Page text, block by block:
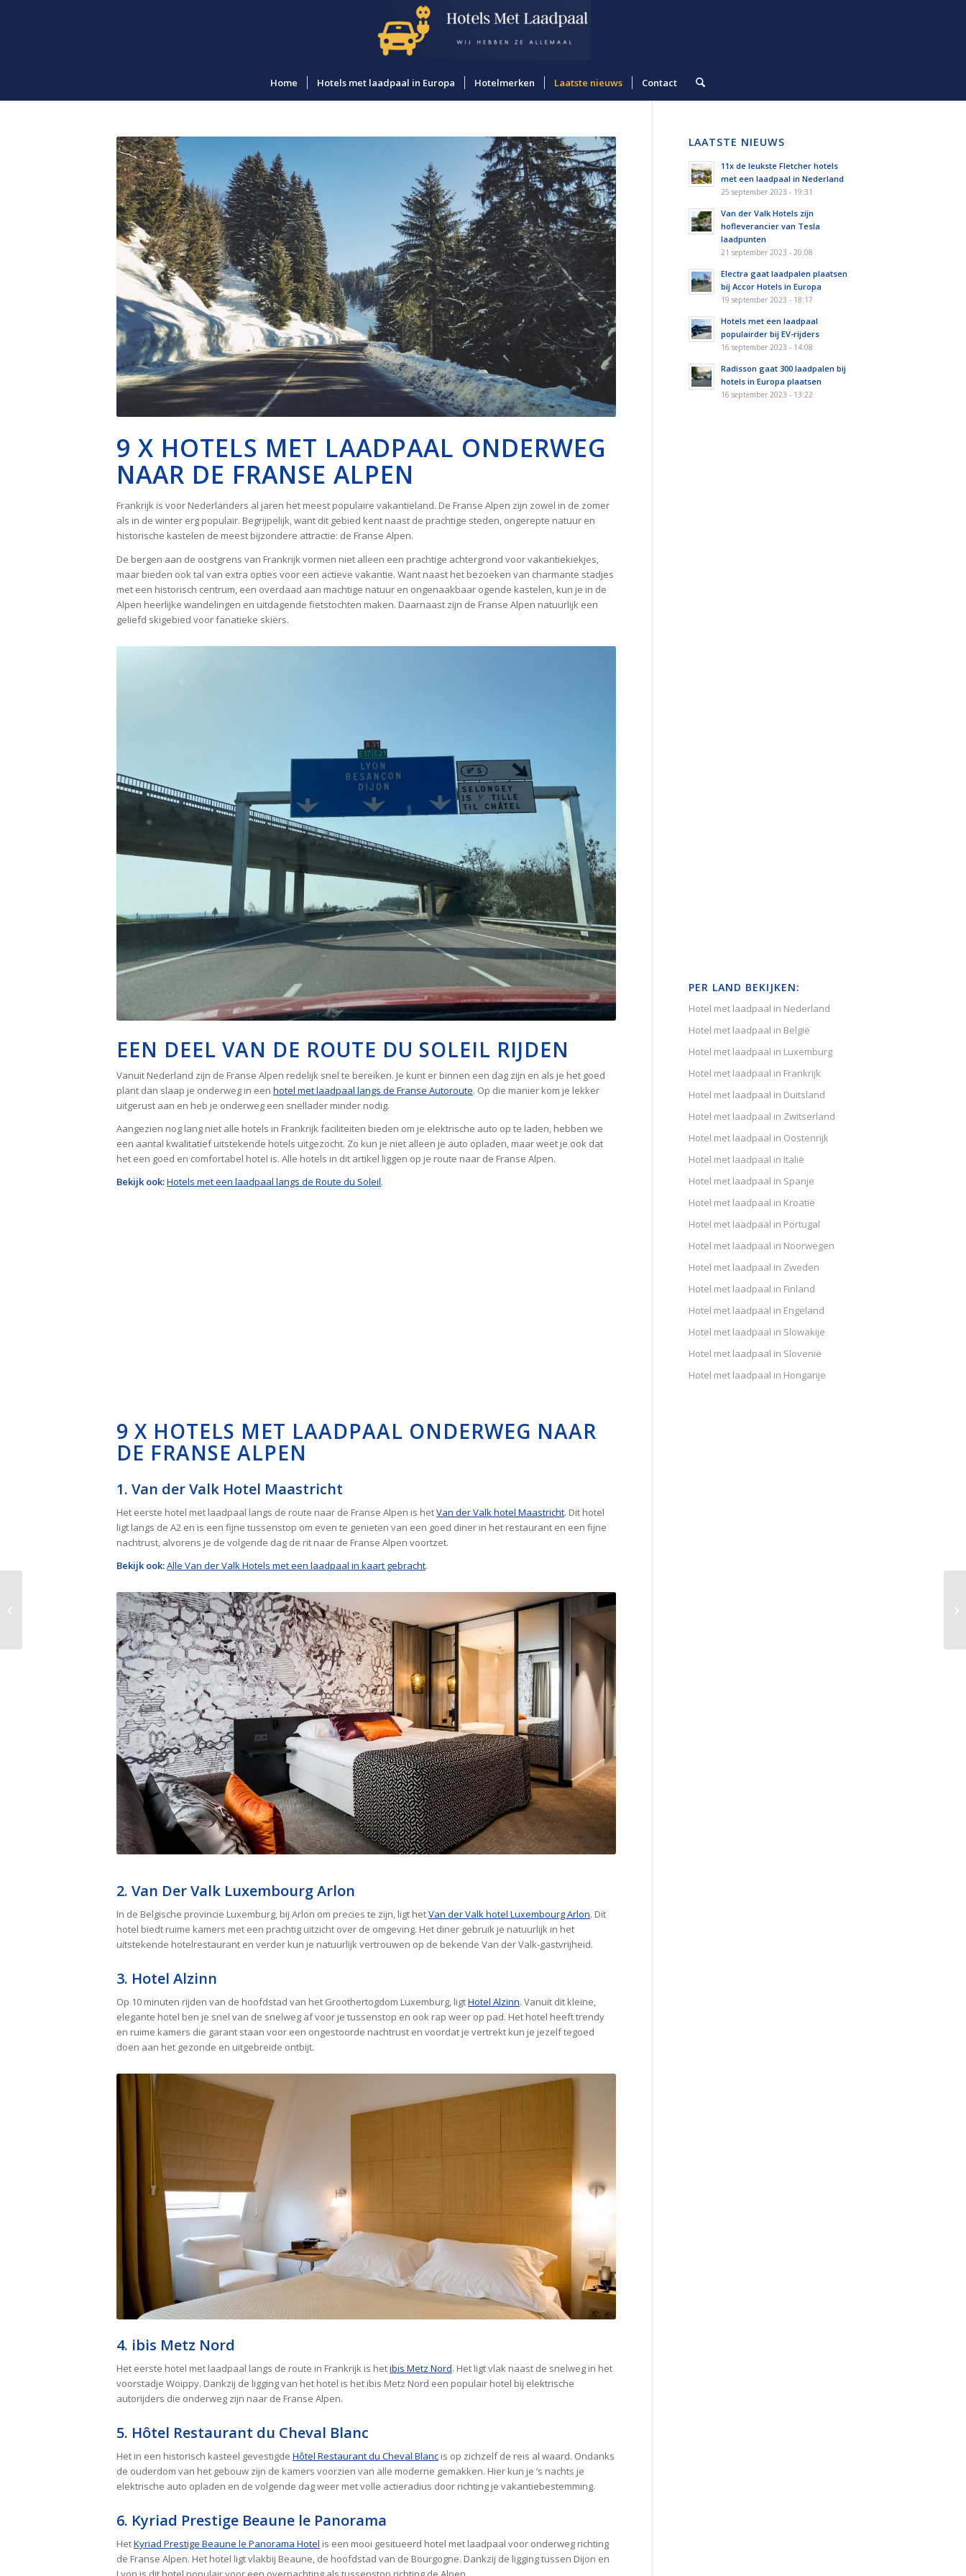
Home Hotels met laadpaal in Europa Hotelmerken Laatste nieuws Contact
9 X HOTELS MET LAADPAAL ONDERWEG
NAAR DE FRANSE ALPEN
Frankrijk is voor Nederlanders al jaren het meest populaire vakantieland. De Franse Alpen zijn zowel in de zomer
als in de winter erg populair. Begrijpelijk, want dit gebied kent naast de prachtige steden, ongerepte natuur en
historische kastelen de meest bijzondere attractie: de Franse Alpen.
De bergen aan de oostgrens van Frankrijk vormen niet alleen een prachtige achtergrond voor vakantiekiekjes,
maar bieden ook tal van extra opties voor een actieve vakantie. Want naast het bezoeken van charmante stadjes
met een historisch centrum, een overdaad aan machtige natuur en ongenaakbaar ogende kastelen, kun je in de
Alpen heerlijke wandelingen en uitdagende fietstochten maken. Daarnaast zijn de Franse Alpen natuurlijk een
geliefd skigebied voor fanatieke skiërs.
EEN DEEL VAN DE ROUTE DU SOLEIL RIJDEN
Vanuit Nederland zijn de Franse Alpen redelijk snel te bereiken. Je kunt er binnen een dag zijn en als je het goed
plant dan slaap je onderweg in een hotel met laadpaal langs de Franse Autoroute. Op die manier kom je lekker
uitgerust aan en heb je onderweg een snellader minder nodig.
Aangezien nog lang niet alle hotels in Frankrijk faciliteiten bieden om je elektrische auto op te laden, hebben we
een aantal kwalitatief uitstekende hotels uitgezocht. Zo kun je niet alleen je auto opladen, maar weet je ook dat
het een goed en comfortabel hotel is. Alle hotels in dit artikel liggen op je route naar de Franse Alpen.
Bekijk ook:Hotels met een laadpaal langs de Route du Soleil.
9 X HOTELS MET LAADPAAL ONDERWEG NAAR
DE FRANSE ALPEN
1. Van der Valk Hotel Maastricht
Het eerste hotel met laadpaal langs de route naar de Franse Alpen is hetVan der Valk hotel Maastricht. Dit hotel
ligt langs de A2 en is een fijne tussenstop om even te genieten van een goed diner in het restaurant en een fijne
nachtrust, alvorens je de volgende dag de rit naar de Franse Alpen voortzet.
Bekijk ook:Alle Van der Valk Hotels met een laadpaal in kaart gebracht.
2. Van Der Valk Luxembourg Arlon
In de Belgische provincie Luxemburg, bij Arlon om precies te zijn, ligt hetVan der Valk hotel Luxembourg Arlon. Dit
hotel biedt ruime kamers met een prachtig uitzicht over de omgeving. Het diner gebruik je natuurlijk in het
uitstekende hotelrestaurant en verder kun je natuurlijk vertrouwen op de bekende Van der Valk-gastvrijheid.
3. Hotel Alzinn
Op 10 minuten rijden van de hoofdstad van het Groothertogdom Luxemburg, ligtHotel Alzinn. Vanuit dit kleine,
elegante hotel ben je snel van de snelweg af voor je tussenstop en ook rap weer op pad. Het hotel heeft trendy
en ruime kamers die garant staan voor een ongestoorde nachtrust en voordat je vertrekt kun je jezelf tegoed
doen aan het gezonde en uitgebreide ontbijt.
4. ibis Metz Nord
Het eerste hotel met laadpaal langs de route in Frankrijk is hetibis Metz Nord. Het ligt vlak naast de snelweg in het
voorstadje Woippy. Dankzij de ligging van het hotel is het ibis Metz Nord een populair hotel bij elektrische
autorijders die onderweg zijn naar de Franse Alpen.
5. Hôtel Restaurant du Cheval Blanc
Het in een historisch kasteel gevestigde Hôtel Restaurant du Cheval Blanc is op zichzelf de reis al waard. Ondanks
de ouderdom van het gebouw zijn de kamers voorzien van alle moderne gemakken. Hier kun je ’s nachts je
elektrische auto opladen en de volgende dag weer met volle actieradius door richting je vakantiebestemming.
6. Kyriad Prestige Beaune le Panorama
HetKyriad Prestige Beaune le Panorama Hotel is een mooi gesitueerd hotel met laadpaal voor onderweg richting
de Franse Alpen. Het hotel ligt vlakbij Beaune, de hoofdstad van de Bourgogne. Dankzij de ligging tussen Dijon en
LAATSTE NIEUWS
11x de leukste Fletcher hotels
met een laadpaal in Nederland
25 september 2023 - 19:31
Van der Valk Hotels zijn
hofleverancier van Tesla
laadpunten
21 september 2023 - 20:08
Electra gaat laadpalen plaatsen
bij Accor Hotels in Europa
19 september 2023 - 18:17
Hotels met een laadpaal
populairder bij EV-rijders
16 september 2023 - 14:08
Radisson gaat 300 laadpalen bij
hotels in Europa plaatsen
16 september 2023 - 13:22
PER LAND BEKIJKEN:
Hotel met laadpaal in Nederland
Hotel met laadpaal in België
Hotel met laadpaal in Luxemburg
Hotel met laadpaal in Frankrijk
Hotel met laadpaal in Duitsland
Hotel met laadpaal in Zwitserland
Hotel met laadpaal in Oostenrijk
Hotel met laadpaal in Italië
Hotel met laadpaal in Spanje
Hotel met laadpaal in Kroatië
Hotel met laadpaal in Portugal
Hotel met laadpaal in Noorwegen
Hotel met laadpaal in Zweden
Hotel met laadpaal in Finland
Hotel met laadpaal in Engeland
Hotel met laadpaal in Slowakije
Hotel met laadpaal in Slovenië
Hotel met laadpaal in Hongarije
14 hotels met laadpaal
onderweg naar Noord-